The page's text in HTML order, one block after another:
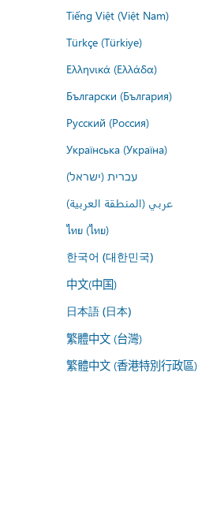
Tiếng Việt (Việt Nam)
Türkçe (Türkiye)
Ελληνικά (Ελλάδα)
Български (България)
Русский (Россия)
Українська (Україна)
עברית (ישראל)
عربي (المنطقة العربية)
ไทย (ไทย)
한국어 (대한민국)
中文(中国)
日本語 (日本)
繁體中文 (台灣)
繁體中文 (香港特別行政區)